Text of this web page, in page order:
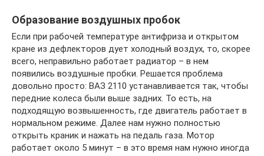
Образование воздушных пробок
Если при рабочей температуре антифриза и открытом
кране из дефлекторов дует холодный воздух, то, скорее
всего, неправильно работает радиатор – в нем
появились воздушные пробки. Решается проблема
довольно просто: ВАЗ 2110 устанавливается так, чтобы
передние колеса были выше задних. То есть, на
подходящую возвышенность, где двигатель работает в
нормальном режиме. Далее нам нужно полностью
открыть краник и нажать на педаль газа. Мотор
работает около 5 минут – в это время нам нужно иногда